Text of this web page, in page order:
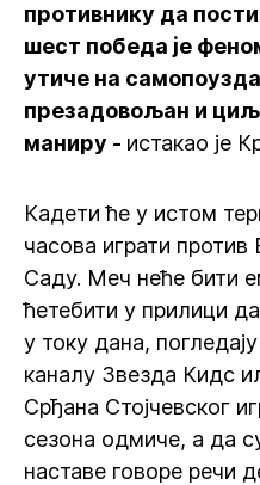
противнику да
шест победа је
утиче на
презадовољан и циљ
маниру - истакао је
Кадети ће у истом
часова играти
Саду. Меч неће бити
ћетебити у прилици
у току дана, погледају
каналу Звезда Кидс
Срђана Стојчевског
сезона одмиче, а да
наставе говоре речи